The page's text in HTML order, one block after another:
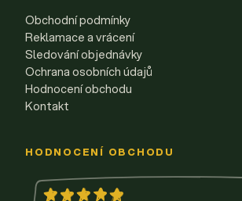
Obchodní podmínky
Reklamace a vrácení
Sledování objednávky
Ochrana osobních údajů
Hodnocení obchodu
Kontakt
HODNOCENÍ OBCHODU